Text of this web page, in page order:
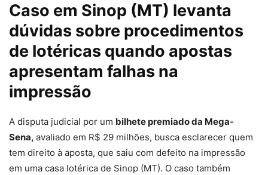
Caso em Sinop (MT) levanta
dúvidas sobre procedimentos
de lotéricas quando apostas
apresentam falhas na
impressão
A disputa judicial por um bilhete premiado da Mega-
Sena, avaliado em R$ 29 milhões, busca esclarecer quem
tem direito à aposta, que saiu com defeito na impressão
em uma casa lotérica de Sinop (MT). O caso também